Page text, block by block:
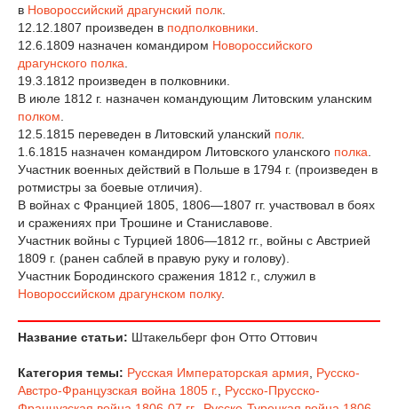
в Новороссийский драгунский полк
12.12.1807 произведен в подполковники
12.6.1809 назначен командиром Новороссийского
драгунского полка
19.3.1812 произведен в полковники.
В июле 1812 г. назначен командующим Литовским уланским
полком
12.5.1815 переведен в Литовский уланский полк
1.6.1815 назначен командиром Литовского уланского полка
Участник военных действий в Польше в 1794 г. (произведен в
ротмистры за боевые отличия).
В войнах с Францией 1805, 1806—1807 гг. участвовал в боях
и сражениях при Трошине и Станиславове.
Участник войны с Турцией 1806—1812 гг., войны с Австрией
1809 г. (ранен саблей в правую руку и голову).
Участник Бородинского сражения 1812 г., служил в
Новороссийском драгунском полку.
Название статьи: Штакельберг фон Отто Оттович
Категория темы: Русская Императорская армия
Русско-
Австро-Французская война 1805 г.
Русско-Прусско-